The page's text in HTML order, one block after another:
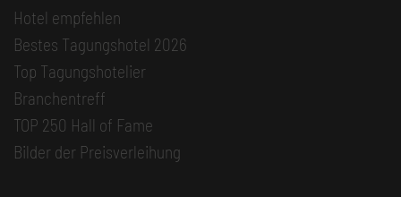
Hotel empfehlen
Bestes Tagungshotel 2026
Top Tagungshotelier
Branchentreff
TOP 250 Hall of Fame
Bilder der Preisverleihung